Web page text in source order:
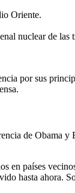
Oriente.
nuclear de las
por sus
de Obama
en países
hasta ahora.